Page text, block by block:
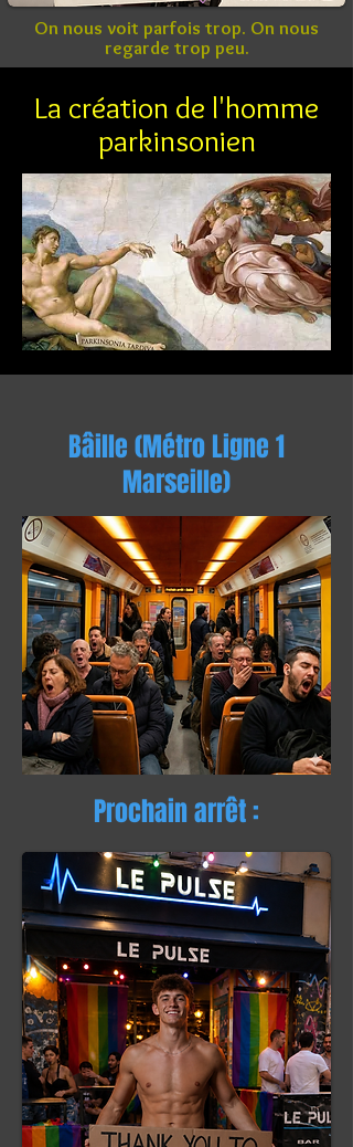
On nous voit parfois trop. On nous
regarde trop peu.
La création de l'homme
parkinsonien
Bâille (Métro Ligne 1
Marseille)
Prochain arrêt :